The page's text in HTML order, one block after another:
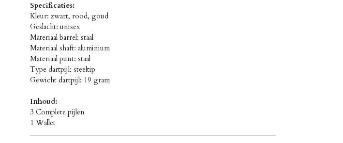
Specificaties:
Kleur: zwart, rood, goud
Geslacht: unisex
Materiaal barrel: staal
Materiaal shaft: aluminium
Materiaal punt: staal
Type dartpijl: steeltip
Gewicht dartpijl: 19 gram
Inhoud:
3 Complete pijlen
1 Wallet